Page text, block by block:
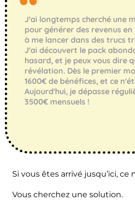
J'ai longtemps cherché une
pour générer des revenus
à me lancer dans des trucs
J'ai découvert le pack
hasard, et je peux vous dire
révélation. Dès le premier
1600€ de bénéfices, et ce
Aujourd'hui, je dépasse
3500€ mensuels !
Si vous êtes arrivé jusqu’ici, ce
Vous cherchez une solution.